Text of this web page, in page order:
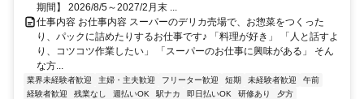
期間】 2026/8/5～2027/2月末 ...
仕事内容 お仕事内容 スーパーのデリカ売場で、お惣菜をつくった
り、パックに詰めたりするお仕事です♪ 「料理が好き」 「人と話すよ
り、コツコツ作業したい」 「スーパーのお仕事に興味がある」 そん
な方...
業界未経験者歓迎 主婦・主夫歓迎 フリーター歓迎 短期 未経験者歓迎
午前
経験者歓迎
残業なし 週払いOK 駅ナカ 即日払いOK 研修あり
夕方